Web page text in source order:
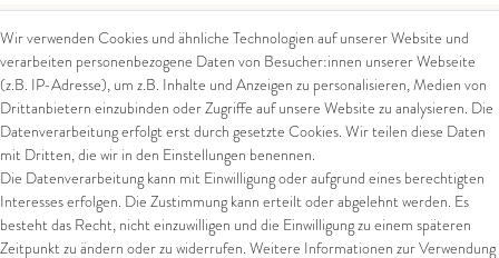
Kontakt
Kontaktformular
Arena in Arte GmbH
Marktgasse 2,
8600 Dübendorf
Rechtliches
AGB
Impressum
Datenschutz
Widerrufsrecht
Zahlung und Versand
Widerrufsformular
Wir verwenden Cookies und ähnliche Technologien auf unserer Website und
verarbeiten personenbezogene Daten von Besucher:innen unserer Webseite
(z.B. IP-Adresse), um z.B. Inhalte und Anzeigen zu personalisieren, Medien von
Drittanbietern einzubinden oder Zugriffe auf unsere Website zu analysieren. Die
Datenverarbeitung erfolgt erst durch gesetzte Cookies. Wir teilen diese Daten
mit Dritten, die wir in den Einstellungen benennen.
Die Datenverarbeitung kann mit Einwilligung oder aufgrund eines berechtigten
Interesses erfolgen. Die Zustimmung kann erteilt oder abgelehnt werden. Es
besteht das Recht, nicht einzuwilligen und die Einwilligung zu einem späteren
Zeitpunkt zu ändern oder zu widerrufen. Weitere Informationen zur Verwendung